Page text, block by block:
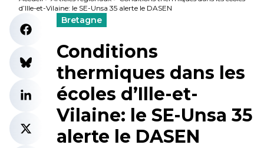
d’Ille-et-Vilaine: le SE-Unsa 35 alerte le DASEN
Bretagne
Conditions
thermiques dans les
écoles d’Ille-et-
Vilaine: le SE-Unsa 35
alerte le DASEN